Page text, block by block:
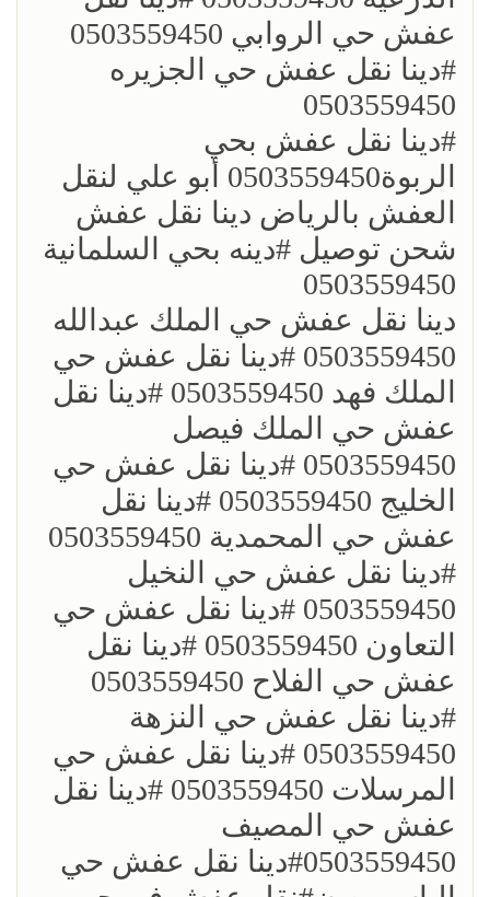
عفش حي الروابي 0503559450
؜#دينا نقل عفش حي الجزيره
0503559450
؜؜#دينا نقل عفش بحي
الربوة0503559450 أبو علي لنقل
العفش بالرياض دينا نقل عفش
شحن توصيل ؜#دينه بحي السلمانية
0503559450
؜دينا نقل عفش حي الملك عبدالله
0503559450 ؜#دينا نقل عفش حي
الملك فهد 0503559450 ؜#دينا نقل
عفش حي الملك فيصل
0503559450 ؜#دينا نقل عفش حي
الخليج 0503559450 ؜#دينا نقل
عفش حي المحمدية 0503559450
؜#دينا نقل عفش حي النخيل
0503559450 ؜#دينا نقل عفش حي
التعاون 0503559450 ؜#دينا نقل
عفش حي الفلاح 0503559450
؜؜#دينا نقل عفش حي النزهة
0503559450 ؜#دينا نقل عفش حي
المرسلات 0503559450 ؜#دينا نقل
عفش حي المصيف
0503559450؜#دينا نقل عفش حي